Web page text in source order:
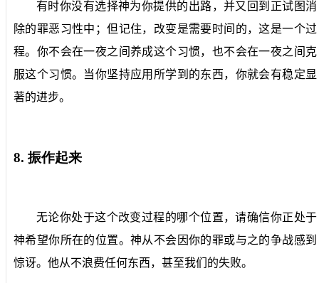
有时你没有选择神为你提供的出路，并又回到正试图消
除的罪恶习性中；但记住，改变是需要时间的，这是一个过
程。你不会在一夜之间养成这个习惯，也不会在一夜之间克
服这个习惯。当你坚持应用所学到的东西，你就会有稳定显
著的进步。
8. 振作起来
无论你处于这个改变过程的哪个位置，请确信你正处于
神希望你所在的位置。神从不会因你的罪或与之的争战感到
惊讶。他从不浪费任何东西，甚至我们的失败。